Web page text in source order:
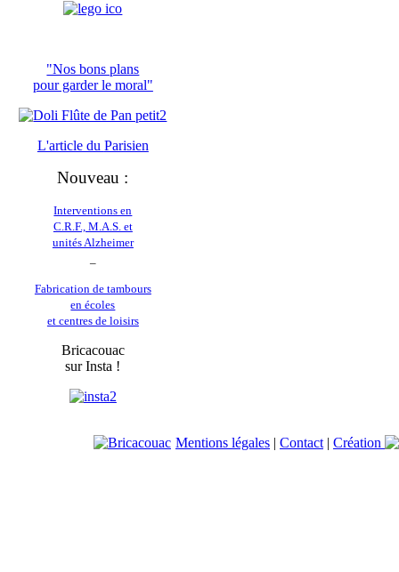
"Nos bons plans
pour garder le moral"
L'article du Parisien
Nouveau :
Interventions en
C.R.F., M.A.S. et
unités Alzheimer
Fabrication de tambours
en écoles
et centres de loisirs
Bricacouac
sur Insta !
Mentions légales | Contact | Création